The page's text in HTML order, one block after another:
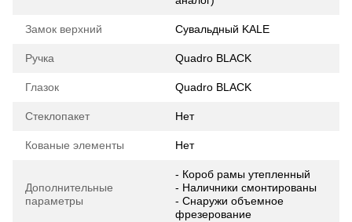
Замок верхний Сувальдный KALE
Ручка Quadro BLACK
Глазок Quadro BLACK
Стеклопакет Нет
Кованые элементы Нет
Дополнительные
параметры
- Короб рамы утепленный
- Наличники смонтированы
- Снаружи объемное
фрезерование